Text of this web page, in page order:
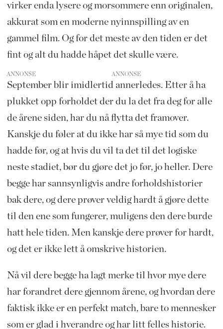
virker enda lysere og morsommere enn originalen,
akkurat som en moderne nyinnspilling av en
gammel film. Og for det meste av den tiden er det
fint og alt du hadde håpet det skulle være.
ANNONSE
September blir imidlertid annerledes. Etter å ha
plukket opp forholdet der du la det fra deg for alle
de årene siden, har du nå flytta det framover.
Kanskje du føler at du ikke har så mye tid som du
hadde før, og at hvis du vil ta det til det logiske
neste stadiet, bør du gjøre det jo før, jo heller. Dere
begge har sannsynligvis andre forholdshistorier
bak dere, og dere prøver veldig hardt å gjøre dette
til den ene som fungerer, muligens den dere burde
hatt hele tiden. Men kanskje dere prøver for hardt,
og det er ikke lett å omskrive historien.
Nå vil dere begge ha lagt merke til hvor mye dere
har forandret dere gjennom årene, og hvordan dere
faktisk ikke er en perfekt match, bare to mennesker
som er glad i hverandre og har litt felles historie.